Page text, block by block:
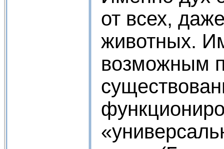
от всех,
животных.
возможным